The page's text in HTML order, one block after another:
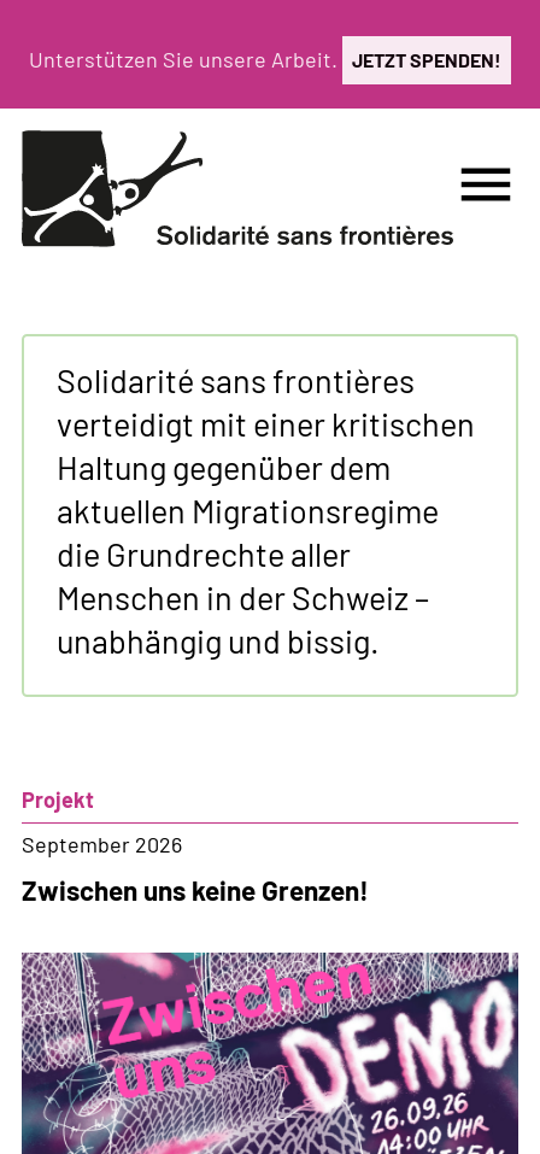
zumUnterstützen Sie unsere Arbeit. JETZT SPENDEN!
menu
Solidarité sans frontières
verteidigt mit einer kritischen
Haltung gegenüber dem
aktuellen Migrationsregime
die Grundrechte aller
Menschen in der Schweiz –
unabhängig und bissig.
Projekt
September 2026
Zwischen uns keine Grenzen!